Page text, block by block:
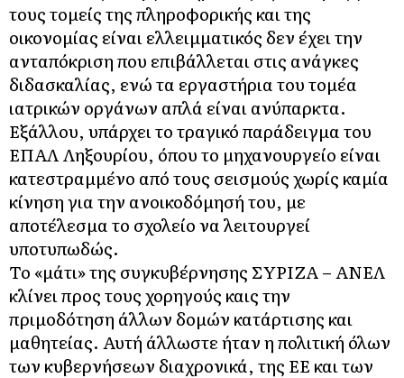
τους τομείς της πληροφορικής και της
οικονομίας είναι ελλειμματικός δεν έχει την
ανταπόκριση που επιβάλλεται στις ανάγκες
διδασκαλίας, ενώ τα εργαστήρια του τομέα
ιατρικών οργάνων απλά είναι ανύπαρκτα.
Εξάλλου, υπάρχει το τραγικό παράδειγμα του
ΕΠΑΛ Ληξουρίου, όπου το μηχανουργείο είναι
κατεστραμμένο από τους σεισμούς χωρίς καμία
κίνηση για την ανοικοδόμησή του, με
αποτέλεσμα το σχολείο να λειτουργεί
υποτυπωδώς.
Το «μάτι» της συγκυβέρνησης ΣΥΡΙΖΑ – ΑΝΕΛ
κλίνει προς τους χορηγούς καις την
πριμοδότηση άλλων δομών κατάρτισης και
μαθητείας. Αυτή άλλωστε ήταν η πολιτική όλων
των κυβερνήσεων διαχρονικά, της ΕΕ και των